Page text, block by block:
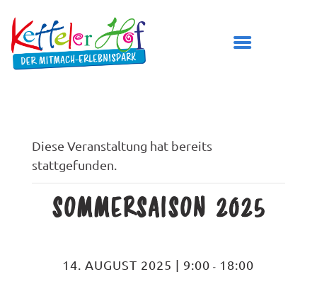
DER KETTELER HOF
ÖFFNUNGSZEITEN
BESUCH PLANEN
GEBURTSTAG FEIERN
Diese Veranstaltung hat bereits
stattgefunden.
SOMMERSAISON 2025
14. AUGUST 2025 | 9:00 - 18:00